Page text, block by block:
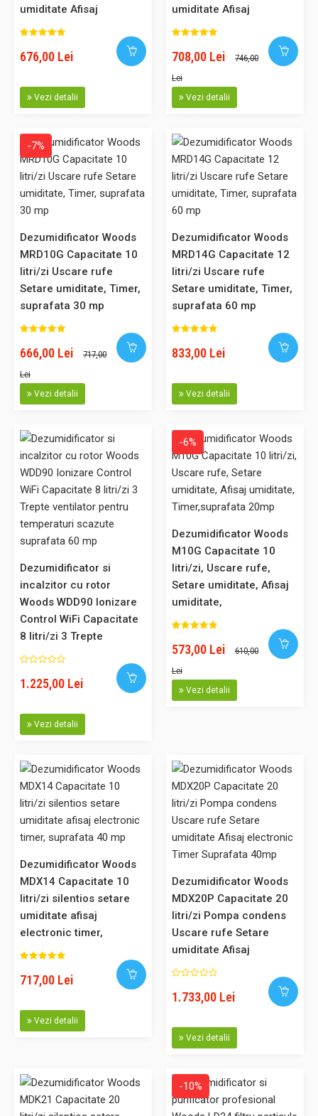
prima companie care fabrica si introduce pe piata
dezumidificatoare care functioneaza cu un agent frigorific
676,00 Lei
Comparaţie
-5%
Dezumidificator Woods MDK13 Capacitate 12 litri/zi Uscare rufe
Silentios Setare umiditate Afisaj electronic Timer, suprafata 60
mp
Dezumidificator din gama casnica Woods MDK13 echipat cu
noul agent frigorific ecologic R290. Noutatea consta
in noul gaz refrigerant ecologic R290. Woods este prima
companie care fabrica si introduce pe piata dezumidificatoare
inconjur..
746,00 Lei
708,00 Lei
Adaugă în Coş
Dezumidificator Woods MRD10G Capacitate 10 litri/zi Uscare
MRD10G este noul dezumidificator cu agent frigorific ecologic
dezumidificare: condensarea. Acest dezumidificator se
opreste automat din functionare cand temperatura din
incapere scade sub 5grade C si reporneste singur cand
temperatura c..
717,00 Lei
666,00 Lei
Adaugă în Coş
Comparaţie
rufe Setare umiditate, Timer, suprafata 60 mp
MRD14 este noul dezumidificator cu agent frigorific ecologic
umiditate Afisaj
electronic Timer,
676,00 Lei
Vezi detalii
umiditate Afisaj
electronic Timer,
708,00 Lei
746,00
Lei
Vezi detalii
-7%
Dezumidificator Woods
MRD10G Capacitate 10
litri/zi Uscare rufe
Setare umiditate, Timer,
suprafata 30 mp
666,00 Lei
717,00
Lei
Vezi detalii
Dezumidificator Woods
MRD14G Capacitate 12
litri/zi Uscare rufe
Setare umiditate, Timer,
suprafata 60 mp
833,00 Lei
Vezi detalii
Dezumidificator si
incalzitor cu rotor
Woods WDD90 Ionizare
Control WiFi Capacitate
8 litri/zi 3 Trepte
ventilator pentru
temperaturi scazute
suprafata 60 mp
1.225,00 Lei
Vezi detalii
-6%
Dezumidificator Woods
M10G Capacitate 10
litri/zi, Uscare rufe,
Setare umiditate, Afisaj
umiditate,
Timer,suprafata 20mp
573,00 Lei
610,00
Lei
Vezi detalii
Dezumidificator Woods
MDX14 Capacitate 10
litri/zi silentios setare
umiditate afisaj
electronic timer,
suprafata 40 mp
717,00 Lei
Vezi detalii
Dezumidificator Woods
MDX20P Capacitate 20
litri/zi Pompa condens
Uscare rufe Setare
umiditate Afisaj
electronic Timer
1.733,00 Lei
Vezi detalii
-10%